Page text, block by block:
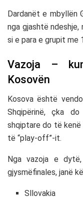
Dardanët e mbyllën
nga gjashtë ndeshje,
si e para e grupit me
Vazoja –
Kosovën
Kosova është
Shqipërinë, çka
shqiptare do të
të “play-off”-it.
Nga vazoja e
gjysmëfinales, janë
Sllovakia